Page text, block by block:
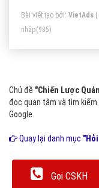
Bài viết tạo bởi: VietAds
nhập(985)
Chủ đề "Chiến Lược
đọc quan tâm và tìm
Google.
Quay lại danh mục
Gọi CSKH